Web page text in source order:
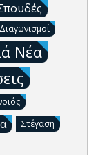
Νέα
Στέγαση